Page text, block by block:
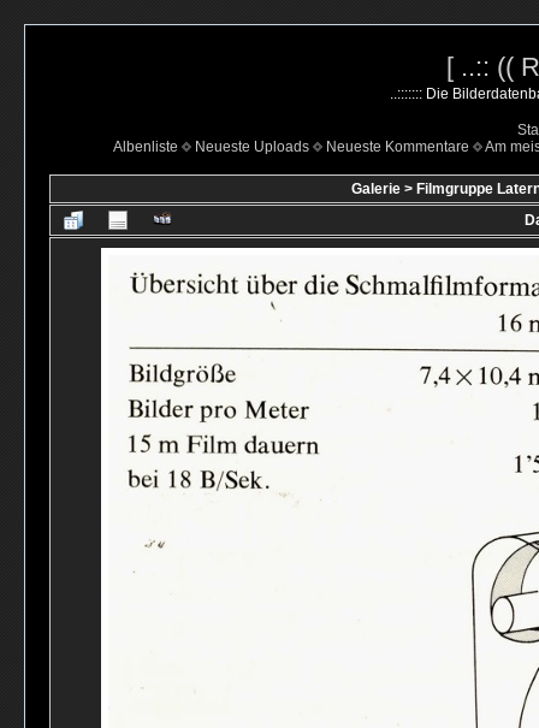
[ ..:: ((
..::::::: Die
Albenliste
Neueste Uploads Neueste Kommentare Am
Galerie > Filmgruppe